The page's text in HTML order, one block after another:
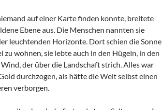
auf einer Karte finden konnte, breitete
Ebene aus. Die Menschen nannten sie
leuchtenden Horizonte. Dort schien die Sonne
zu wohnen, sie lebte auch in den Hügeln, in den
der über die Landschaft strich. Alles war
durchzogen, als hätte die Welt selbst einen
verborgen.